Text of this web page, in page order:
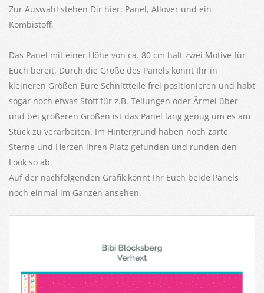
Zur Auswahl stehen Dir hier: Panel, Allover und ein
Kombistoff.
Das Panel mit einer Höhe von ca. 80 cm hält zwei Motive für
Euch bereit. Durch die Größe des Panels könnt Ihr in
kleineren Größen Eure Schnittteile frei positionieren und habt
sogar noch etwas Stoff für z.B. Teilungen oder Ärmel über
und bei größeren Größen ist das Panel lang genug um es am
Stück zu verarbeiten. Im Hintergrund haben noch zarte
Sterne und Herzen ihren Platz gefunden und runden den
Look so ab.
Auf der nachfolgenden Grafik könnt Ihr Euch beide Panels
noch einmal im Ganzen ansehen.